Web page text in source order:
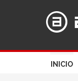
INICIO